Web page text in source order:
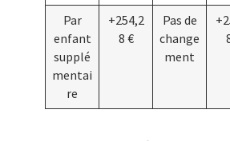
Par
enfant
supplé
mentai
re
+254,2
8 €
Pas de
change
ment